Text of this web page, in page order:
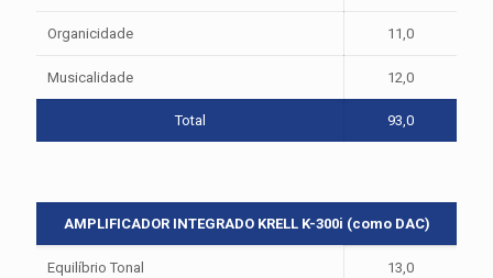
Organicidade 11,0
Musicalidade 12,0
Total 93,0
AMPLIFICADOR INTEGRADO KRELL K-300i (como DAC)
Equilíbrio Tonal 13,0